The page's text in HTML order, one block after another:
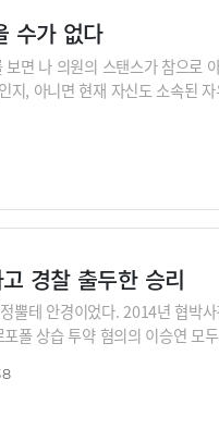
수가 없다
보면 나 의원의 스탠스가 참으로
지, 아니면 현재 자신도 소속된
경찰 출두한 승리
뿔테 안경이었다. 2014년 협박
폴 상습 투약 혐의의 이승연 모
공 부사장도 평소 안 쓰던 검정